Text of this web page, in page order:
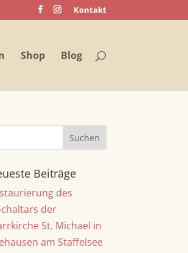
Kontakt
Shop Blog
Beiträge
des
der
St. Michael in
am Staffelsee